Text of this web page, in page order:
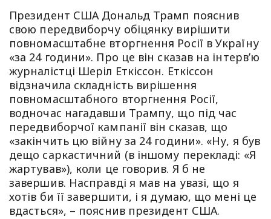
Президент США Дональд Трамп пояснив
свою передвиборчу обіцянку вирішити
повномасштабне вторгнення Росії в Україну
«за 24 години». Про це він сказав на інтервʼю
журналістці Шеріл Еткіссон. Еткіссон
відзначила складність вирішення
повномасштабного вторгнення Росії,
водночас нагадавши Трампу, що під час
передвиборчої кампанії він сказав, що
«закінчить цю війну за 24 години». «Ну, я був
дещо саркастичний (в іншому перекладі: «Я
жартував»), коли це говорив. Я б не
завершив. Насправді я мав на увазі, що я
хотів би її завершити, і я думаю, що мені це
вдасться», – пояснив президент США.